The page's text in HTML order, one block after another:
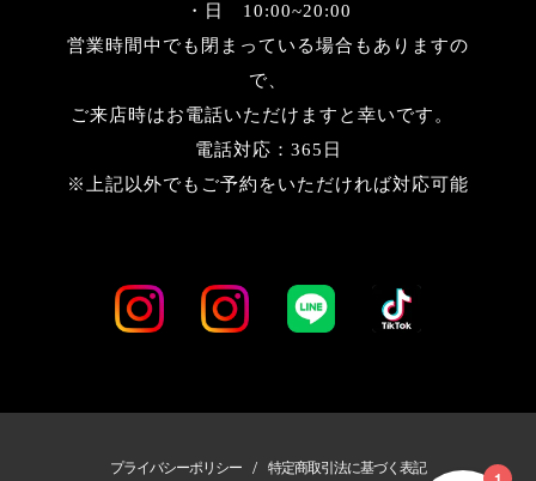
・日 10:00~20:00
営業時間中でも閉まっている場合もありますの
で、
ご来店時はお電話いただけますと幸いです。
電話対応：365日
※上記以外でもご予約をいただければ対応可能
プライバシーポリシー / 特定商取引法に基づく表記